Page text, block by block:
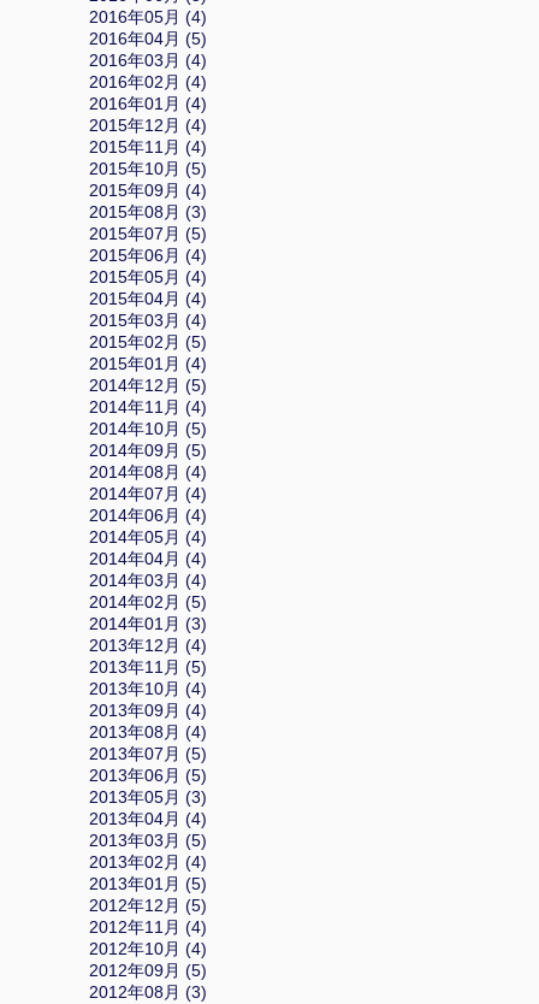
2016年05月 (4)
2016年04月 (5)
2016年03月 (4)
2016年02月 (4)
2016年01月 (4)
2015年12月 (4)
2015年11月 (4)
2015年10月 (5)
2015年09月 (4)
2015年08月 (3)
2015年07月 (5)
2015年06月 (4)
2015年05月 (4)
2015年04月 (4)
2015年03月 (4)
2015年02月 (5)
2015年01月 (4)
2014年12月 (5)
2014年11月 (4)
2014年10月 (5)
2014年09月 (5)
2014年08月 (4)
2014年07月 (4)
2014年06月 (4)
2014年05月 (4)
2014年04月 (4)
2014年03月 (4)
2014年02月 (5)
2014年01月 (3)
2013年12月 (4)
2013年11月 (5)
2013年10月 (4)
2013年09月 (4)
2013年08月 (4)
2013年07月 (5)
2013年06月 (5)
2013年05月 (3)
2013年04月 (4)
2013年03月 (5)
2013年02月 (4)
2013年01月 (5)
2012年12月 (5)
2012年11月 (4)
2012年10月 (4)
2012年09月 (5)
2012年08月 (3)